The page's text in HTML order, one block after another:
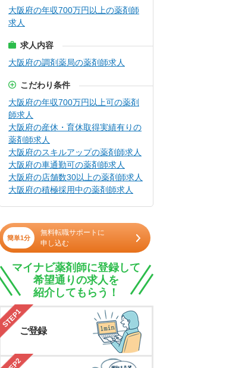
大阪府の年収700万円以上の薬剤師
求人
求人内容
大阪府の調剤薬局の薬剤師求人
こだわり条件
大阪府の年収700万円以上可の薬剤
師求人
大阪府の産休・育休取得実績有りの
薬剤師求人
大阪府のスキルアップの薬剤師求人
大阪府の車通勤可の薬剤師求人
大阪府の店舗数30以上の薬剤師求人
大阪府の積極採用中の薬剤師求人
簡単1分
無料転職サポートに
申し込む
マイナビ薬剤師に登録して
希望通りの求人を
紹介してもらう！
STEP1
ご登録